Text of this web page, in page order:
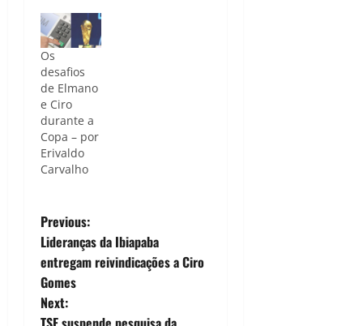
Os
desafios
de Elmano
e Ciro
durante a
Copa – por
Erivaldo
Carvalho
P
o
s
Previous:
Lideranças da Ibiapaba
entregam reivindicações a Ciro
Gomes
Next: